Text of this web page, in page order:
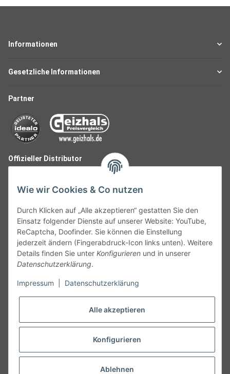
Informationen
Gesetzliche Informationen
Partner
Offizieller Distributor
Follow Us
Widerruf
Vertrag widerrufen
Wie wir Cookies & Co nutzen
Durch Klicken auf „Alle akzeptieren“ gestatten Sie den
Einsatz folgender Dienste auf unserer Website: YouTube,
ReCaptcha, Doofinder. Sie können die Einstellung
jederzeit ändern (Fingerabdruck-Icon links unten). Weitere
Details finden Sie unter Konfigurieren und in unserer
Datenschutzerklärung.
Impressum Datenschutzerklärung
Alle akzeptieren
Konfigurieren
Ablehnen